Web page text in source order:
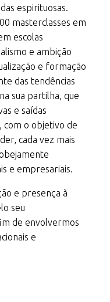
espirituosas.
masterclasses em
escolas
e ambição
e formação
das tendências
sua partilha, que
e saídas
com o objetivo de
cada vez mais
e empresariais.
e presença à
seu
de envolvermos
e